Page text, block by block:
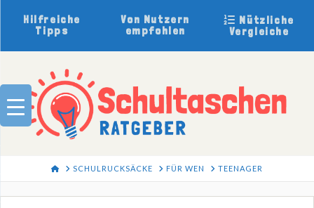
Hilfreiche
Tipps
Von Nutzern
empfohlen
Nützliche
Vergleiche
HOME
SCHULRUCKSÄCKE FÜR WEN TEENAGER